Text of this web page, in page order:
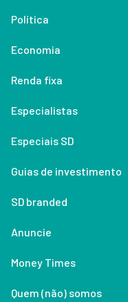
Política
Economia
Renda fixa
Especialistas
Especiais SD
Guias de investimento
SD branded
Anuncie
Money Times
Quem (não) somos